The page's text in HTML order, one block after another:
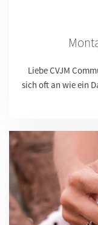
Liebe CVJM
sich oft an wie ein